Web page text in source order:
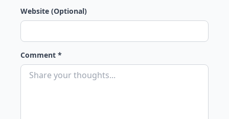
Website (Optional)
Comment *